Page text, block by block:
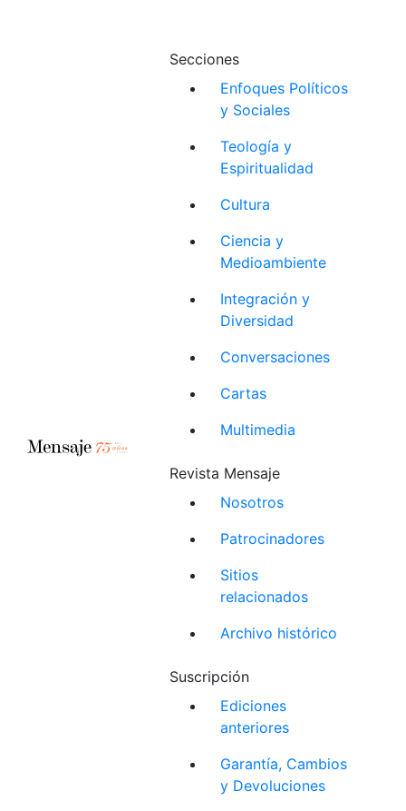
Secciones
Enfoques Políticos
y Sociales
Teología y
Espiritualidad
Cultura
Ciencia y
Medioambiente
Integración y
Diversidad
Conversaciones
Cartas
Multimedia
Revista Mensaje
Nosotros
Patrocinadores
Sitios
relacionados
Archivo histórico
Suscripción
Ediciones
anteriores
Garantía, Cambios
y Devoluciones